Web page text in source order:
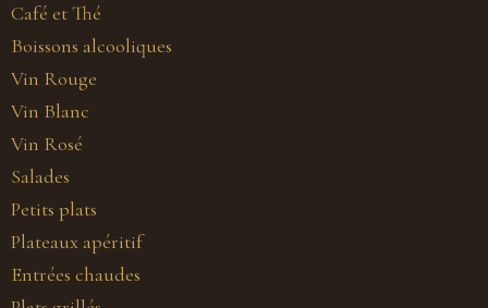
Café et Thé
Boissons alcooliques
Vin Rouge
Vin Blanc
Vin Rosé
Salades
Petits plats
Plateaux apéritif
Entrées chaudes